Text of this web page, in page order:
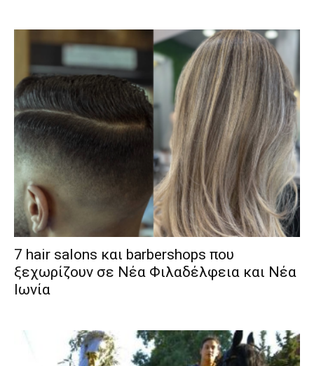
7 hair salons και barbershops που
ξεχωρίζουν σε Νέα Φιλαδέλφεια και Νέα
Ιωνία